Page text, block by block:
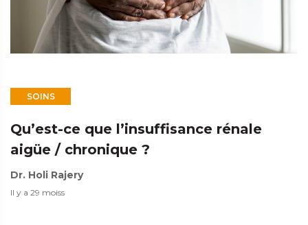
SOINS
Qu’est-ce que l’insuffisance rénale
aigüe / chronique ?
Dr. Holi Rajery
Il y a 29 moiss